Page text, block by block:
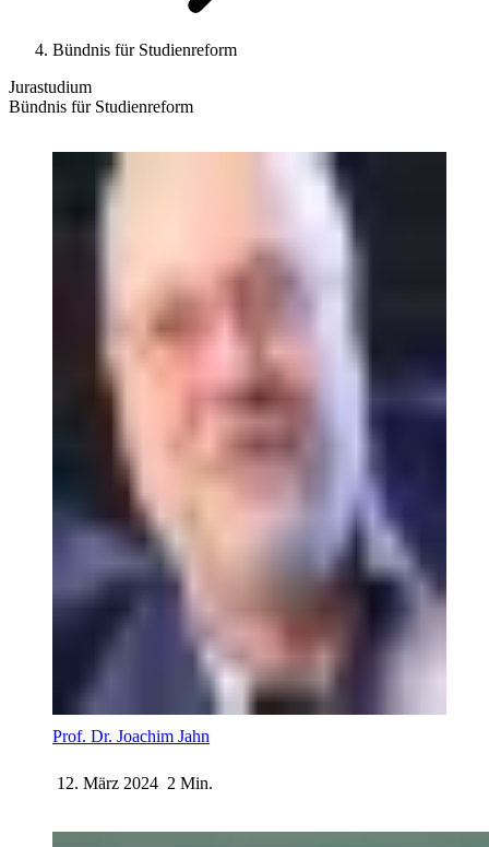
Bündnis für Studienreform
Jurastudium
Bündnis für Studienreform
Prof. Dr. Joachim Jahn
12. März 2024 2 Min.